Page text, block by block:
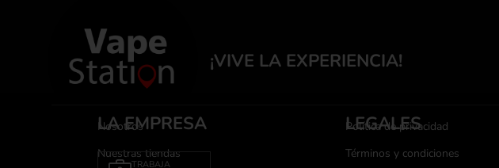
¡VIVE LA EXPERIENCIA!
LA EMPRESA
Nosotros
Nuestras tiendas
TRABAJA
LEGALES
Política de privacidad
Términos y condiciones